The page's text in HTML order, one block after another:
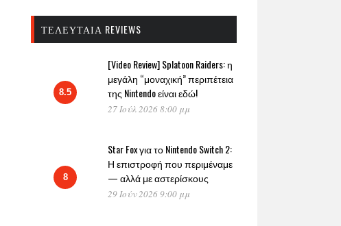
ΤΕΛΕΥΤΑΊΑ REVIEWS
8.5
[Video Review] Splatoon Raiders: η
μεγάλη “μοναχική” περιπέτεια
της Nintendo είναι εδώ!
27 Ιούλ 2026 8:00 μμ
8
Star Fox για το Nintendo Switch 2:
Η επιστροφή που περιμέναμε
— αλλά με αστερίσκους
29 Ιούν 2026 9:00 μμ